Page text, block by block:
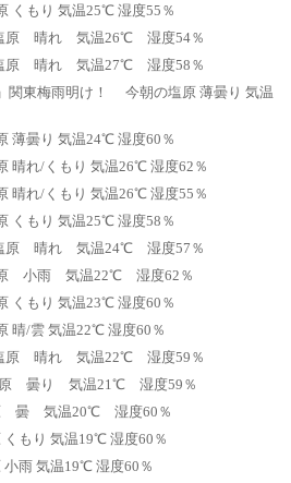
くもり 気温25℃ 湿度55％
原 晴れ 気温26℃ 湿度54％
原 晴れ 気温27℃ 湿度58％
関東梅雨明け！ 今朝の塩原 薄曇り 気温
薄曇り 気温24℃ 湿度60％
晴れ/くもり 気温26℃ 湿度62％
晴れ/くもり 気温26℃ 湿度55％
くもり 気温25℃ 湿度58％
原 晴れ 気温24℃ 湿度57％
原 小雨 気温22℃ 湿度62％
くもり 気温23℃ 湿度60％
晴/雲 気温22℃ 湿度60％
原 晴れ 気温22℃ 湿度59％
原 曇り 気温21℃ 湿度59％
曇 気温20℃ 湿度60％
くもり 気温19℃ 湿度60％
小雨 気温19℃ 湿度60％